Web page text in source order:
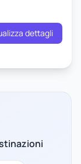
dettagli